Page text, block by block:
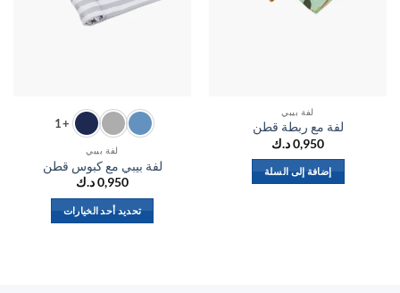
لفة بيبي
لفة مع ربطة قطن
0,950د.ك
إضافة إلى السلة
+1
لفة بيبي
لفة بيبي مع كبوس قطن
0,950د.ك
تحديد أحد الخيارات